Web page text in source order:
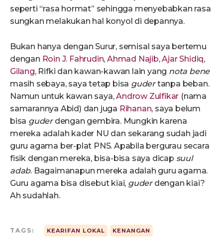
seperti “rasa hormat” sehingga menyebabkan rasa
sungkan melakukan hal konyol di depannya.
Bukan hanya dengan Surur, semisal saya bertemu
dengan Roin J. Fahrudin,Ahmad Najib,Ajar Shidiq,
Gilang, Rifki dan kawan-kawan lain yang nota bene
masih sebaya, saya tetap bisa gudertanpa beban.
Namun untuk kawan saya,Androw Zulfikar (nama
samarannya Abid) dan juga Rihanan, saya belum
bisa guderdengan gembira. Mungkin karena
mereka adalah kader NU dan sekarang sudah jadi
guru agama ber-plat PNS. Apabila bergurau secara
fisik dengan mereka, bisa-bisa saya dicap suul
adab. Bagaimanapun mereka adalah guru agama.
Guru agama bisa disebut kiai, guderdengan kiai?
Ah sudahlah.
TAGS: KEARIFAN LOKAL KENANGAN